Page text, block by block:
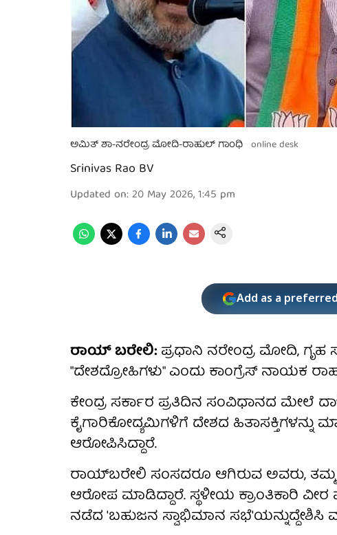
ಅಮಿತ್ ಶಾ-ನರೇಂದ್ರ ಮೋದಿ-ರಾಹುಲ್ ಗಾಂಧಿ online desk
Srinivas Rao BV
Updated on:20 May 2026, 1:45 pm
Add as a
ರಾಯ್ ಬರೇಲಿ: ಪ್ರಧಾನಿ ನರೇಂದ್ರ ಮೋದಿ,
"ದೇಶದ್ರೋಹಿಗಳು" ಎಂದು ಕಾಂಗ್ರೆಸ್ ನಾಯಕ
ಕೇಂದ್ರ ಸರ್ಕಾರ ಪ್ರತಿದಿನ ಸಂವಿಧಾನದ ಮೇಲೆ
ಕೈಗಾರಿಕೋದ್ಯಮಿಗಳಿಗೆ ದೇಶದ
ಆರೋಪಿಸಿದ್ದಾರೆ.
ರಾಯ್‌ಬರೇಲಿ ಸಂಸದರೂ ಆಗಿರುವ ಅವರು, ತಮ್ಮ
ಆರೋಪ ಮಾಡಿದ್ದಾರೆ. ಸ್ಥಳೀಯ ಕ್ರಾಂತಿಕಾರಿ
ನಡೆದ 'ಬಹುಜನ ಸ್ವಾಭಿಮಾನ ಸಭೆ'ಯನ್ನುದ್ದೇಶಿಸಿ